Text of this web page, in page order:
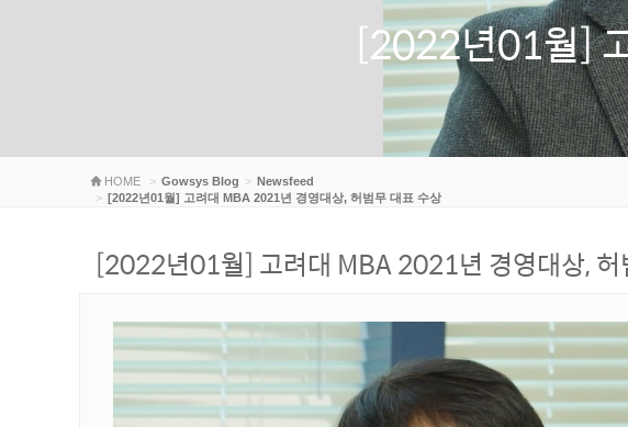
[2022년01월]
HOME Gowsys Blog
Newsfeed
[2022년01월] 고려대 MBA 2021년 경영대상, 허범무 대표 수상
[2022년01월] 고려대 MBA 2021년 경영대상, 허